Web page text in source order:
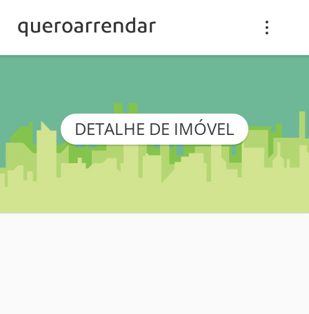
DETALHE DE IMÓVEL